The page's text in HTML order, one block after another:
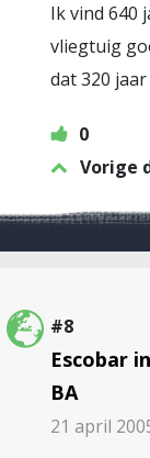
Ik vind 640
vliegtuig
dat 320
0
Vorige
#8
Escobar
BA
21 april